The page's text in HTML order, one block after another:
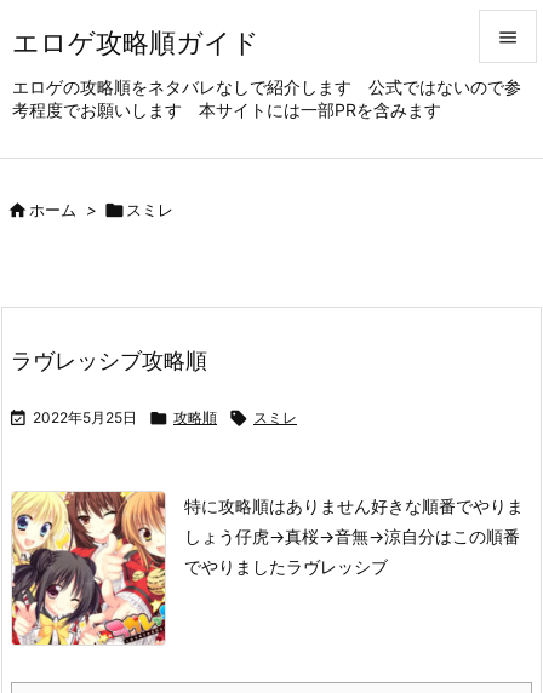
エロゲ攻略順ガイド
エロゲの攻略順をネタバレなしで紹介します 公式ではないので参
考程度でお願いします 本サイトには一部PRを含みます


ホーム >  スミレ
ラヴレッシブ攻略順
 2022年5月25日  攻略順  スミレ
特に攻略順はありません好きな順番でやりま
しょう仔虎→真桜→音無→涼自分はこの順番
でやりましたラヴレッシブ